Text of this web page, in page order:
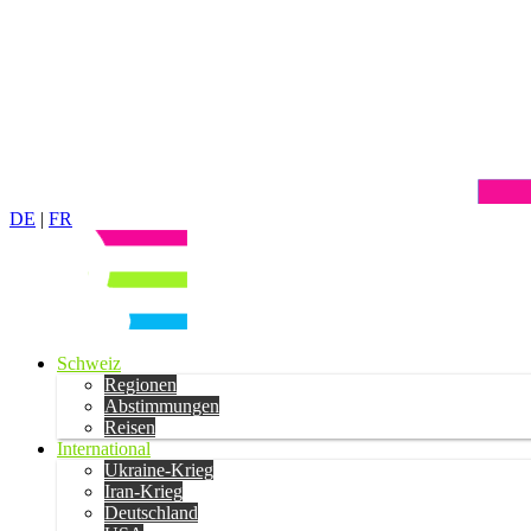
DE | FR
Schweiz
Regionen
Abstimmungen
Reisen
International
Ukraine-Krieg
Iran-Krieg
Deutschland